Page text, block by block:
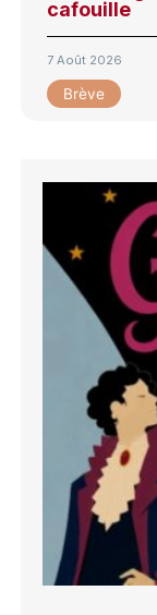
cafouille
7 Août 2026
Brève